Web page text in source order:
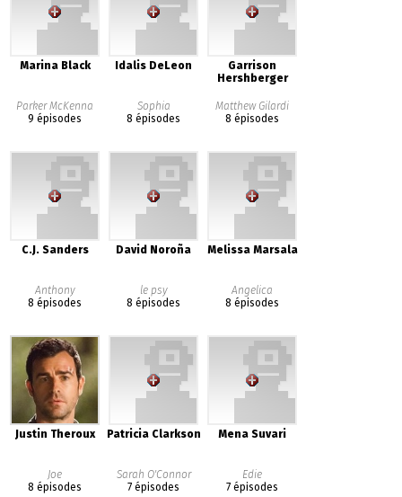
Marina Black
Parker McKenna
9 épisodes
Idalis DeLeon
Sophia
8 épisodes
Garrison
Hershberger
Matthew Gilardi
8 épisodes
C.J. Sanders
Anthony
8 épisodes
David Noroña
le psy
8 épisodes
Melissa Marsala
Angelica
8 épisodes
Justin Theroux
Joe
8 épisodes
Patricia Clarkson
Sarah O'Connor
7 épisodes
Mena Suvari
Edie
7 épisodes